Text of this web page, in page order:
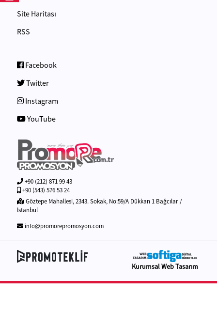
Site Haritası
RSS
Facebook
Twitter
Instagram
YouTube
+90 (212) 871 99 43
+90 (543) 576 53 24
Göztepe Mahallesi, 2343. Sokak, No:59/A Dükkan 1 Bağcılar /
İstanbul
info@promorepromosyon.com
Kurumsal Web Tasarım